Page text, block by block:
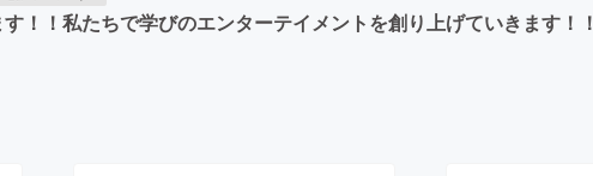
！！私たちで学びのエンターテイメントを創り上げていきます！！